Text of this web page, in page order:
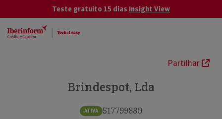
Teste gratuito 15 dias Insight View
Partilhar
Brindespot, Lda
ATIVA 517799880